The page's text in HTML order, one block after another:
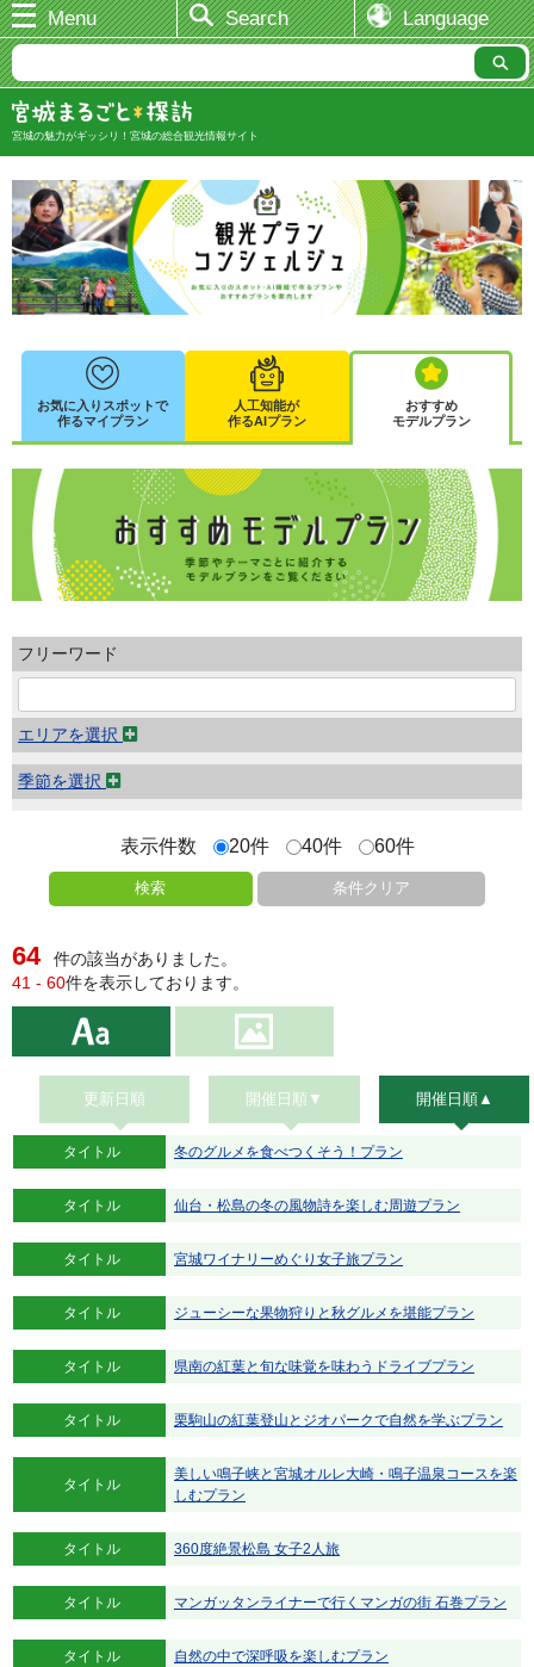
Menu Search Language
宮城の魅力がギッシリ！宮城の総合観光情報サイト
お気に入りスポットで
作るマイプラン
人工知能が
作るAIプラン
おすすめ
モデルプラン
フリーワード
エリアを選択
季節を選択
表示件数 20件 40件 60件
検索 条件クリア
64
件の該当がありました。
41 - 60件を表示しております。
更新日順 開催日順▼ 開催日順▲
タイトル 冬のグルメを食べつくそう！プラン
タイトル 仙台・松島の冬の風物詩を楽しむ周遊プラン
タイトル 宮城ワイナリーめぐり女子旅プラン
タイトル ジューシーな果物狩りと秋グルメを堪能プラン
タイトル 県南の紅葉と旬な味覚を味わうドライブプラン
タイトル 栗駒山の紅葉登山とジオパークで自然を学ぶプラン
タイトル
美しい鳴子峡と宮城オルレ大崎・鳴子温泉コースを楽
しむプラン
タイトル 360度絶景松島 女子2人旅
タイトル マンガッタンライナーで行くマンガの街 石巻プラン
タイトル 自然の中で深呼吸を楽しむプラン